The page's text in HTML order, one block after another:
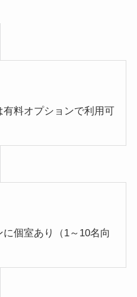
料オプションで利用可
個室あり（1～10名向